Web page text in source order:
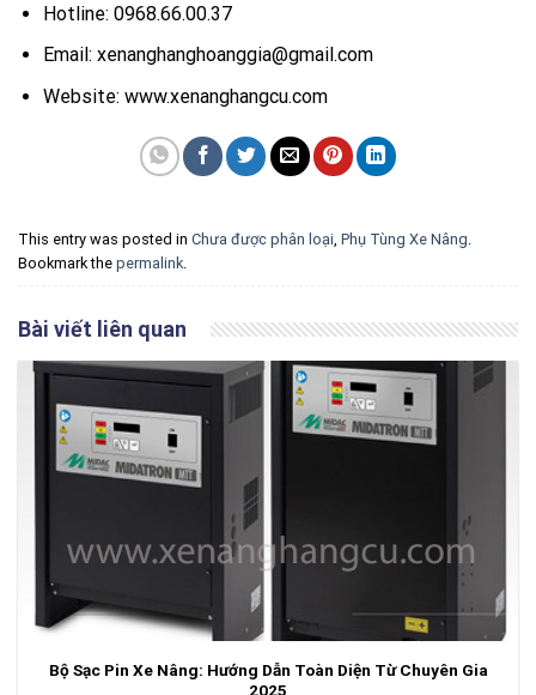
Hotline: 0968.66.00.37
Email: xenanghanghoanggia@gmail.com
Website: www.xenanghangcu.com
This entry was posted in Chưa được phân loại, Phụ Tùng Xe Nâng.
Bookmark the permalink.
Bài viết liên quan
Bộ Sạc Pin Xe Nâng: Hướng Dẫn Toàn Diện Từ Chuyên Gia
2025